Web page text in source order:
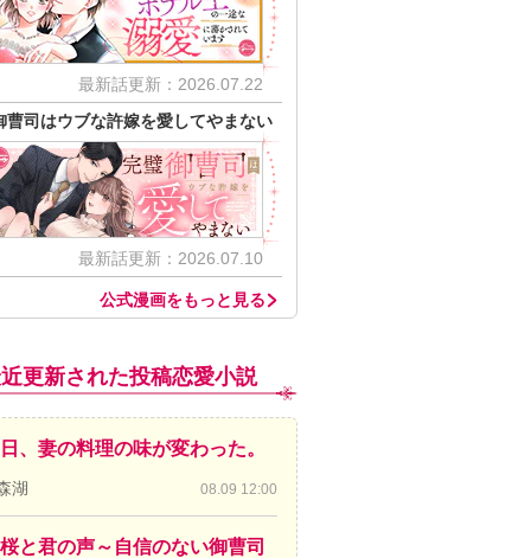
最新話更新：2026.07.22
曹司はウブな許嫁を愛してやまない
最新話更新：2026.07.10
公式漫画をもっと見る
更新された投稿恋愛小説
、妻の料理の味が変わった。
湖 08.09 12:00
と君の声～自信のない御曹司